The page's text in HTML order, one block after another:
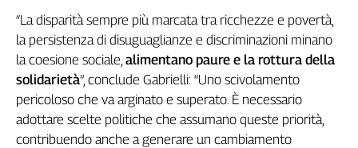
“La disparità sempre più marcata tra ricchezze e povertà,
la persistenza di disuguaglianze e discriminazioni minano
la coesione sociale, alimentano paure e la rottura della
solidarietà”, conclude Gabrielli: “Uno scivolamento
pericoloso che va arginato e superato. È necessario
adottare scelte politiche che assumano queste priorità,
contribuendo anche a generare un cambiamento